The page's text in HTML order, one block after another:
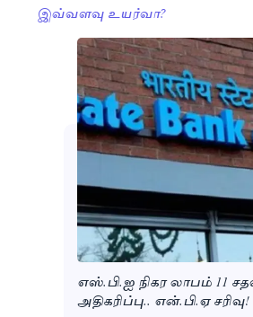
இவ்வளவு உயர்வா?
எஸ்.பி.ஐ நிகர லாபம் 11
அதிகரிப்பு.. என்.பி.ஏ சரிவு!